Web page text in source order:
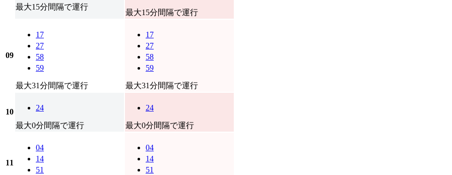
最大15分間隔で運行
最大15分間隔で運行
09
17
27
58
59
最大31分間隔で運行
17
27
58
59
最大31分間隔で運行
10 24
最大0分間隔で運行
24
最大0分間隔で運行
11
04
14
51
04
14
51